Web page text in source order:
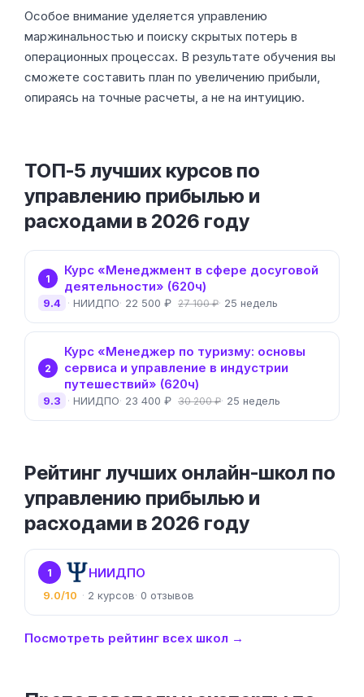
Особое внимание уделяется управлению
маржинальностью и поиску скрытых потерь в
операционных процессах. В результате обучения вы
сможете составить план по увеличению прибыли,
опираясь на точные расчеты, а не на интуицию.
ТОП-5 лучших курсов по
управлению прибылью и
расходами в 2026 году
1
Курс «Менеджмент в сфере досуговой
деятельности» (620ч)
НИИДПО 22 500 ₽ 27 100 ₽ 25 недель
9.4
2
Курс «Менеджер по туризму: основы
сервиса и управление в индустрии
путешествий» (620ч)
НИИДПО 23 400 ₽ 30 200 ₽ 25 недель
9.3
Рейтинг лучших онлайн-школ по
управлению прибылью и
расходами в 2026 году
1 НИИДПО
9.0/10 2 0
Посмотреть рейтинг всех школ →